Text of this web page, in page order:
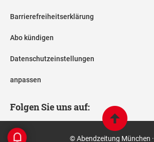
Barrierefreiheitserklärung
Abo kündigen
Datenschutzeinstellungen
anpassen
Folgen Sie uns auf:
© Abendzeitung München ·